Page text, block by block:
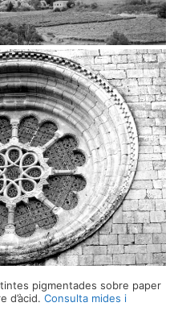
pigmentades sobre paper
d’àcid. Consulta mides i